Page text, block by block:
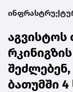
აგვისტოს
ბათუმში 4